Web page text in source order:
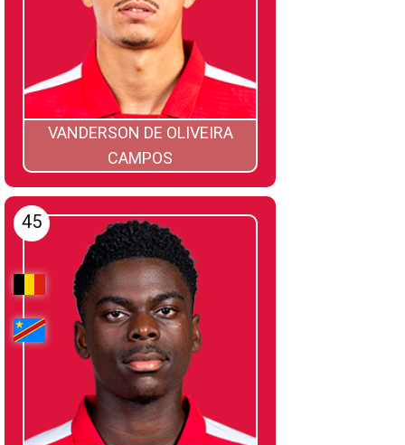
VANDERSON DE OLIVEIRA
CAMPOS
45